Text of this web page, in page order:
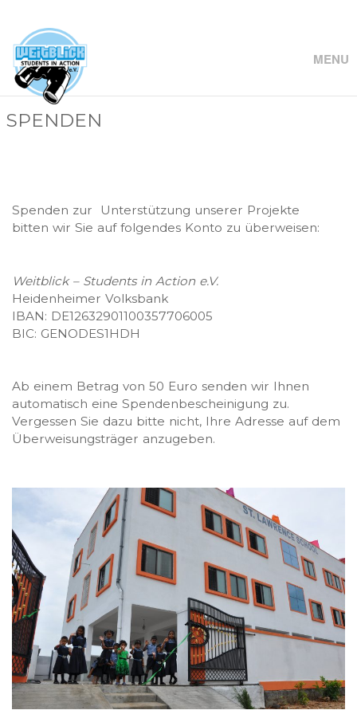
MENU
SPENDEN
Spenden zur Unterstützung unserer Projekte
bitten wir Sie auf folgendes Konto zu überweisen:
Weitblick – Students in Action e.V.
Heidenheimer Volksbank
IBAN: DE12632901100357706005
BIC: GENODES1HDH
Ab einem Betrag von 50 Euro senden wir Ihnen
automatisch eine Spendenbescheinigung zu.
Vergessen Sie dazu bitte nicht, Ihre Adresse auf dem
Überweisungsträger anzugeben.